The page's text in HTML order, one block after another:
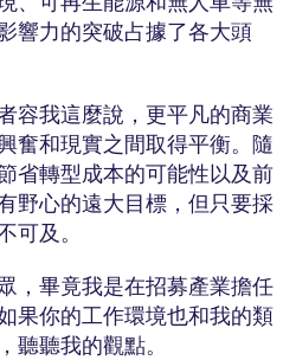
響力的突破占據了各大頭
容我這麼說，更平凡的商業
奮和現實之間取得平衡。隨
省轉型成本的可能性以及前
野心的遠大目標，但只要採
可及。
，畢竟我是在招募產業擔任
果你的工作環境也和我的類
聽聽我的觀點。